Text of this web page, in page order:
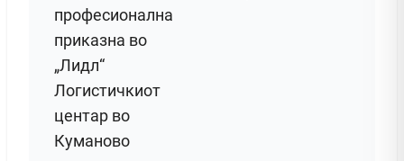
професионална
приказна во
„Лидл“
Логистичкиот
центар во
Куманово